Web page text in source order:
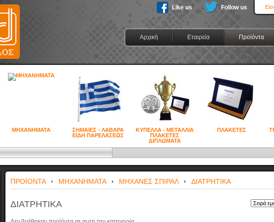
Αρχική Εταιρεία Προϊόντα
Like us Follow us
ΜΗΧΑΝΗΜΑΤΑ
ΣΗΜΑΙΕΣ - ΛΑΒΑΡΑ
ΕΙΔΗ ΠΑΡΕΛΑΣΕΩΣ
ΚΥΠΕΛΛΑ - ΜΕΤΑΛΛΙΑ
ΠΛΑΚΕΤΕΣ
ΔΙΠΛΩΜΑΤΑ
ΠΛΑΚΕΤΕΣ
ΠΡΟΪΟΝΤΑ ΜΗΧΑΝΗΜΑΤΑ ΜΗΧΑΝΕΣ ΣΠΙΡΑΛ ΔΙΑΤΡΗΤΙΚΑ
ΔΙΑΤΡΗΤΙΚΑ